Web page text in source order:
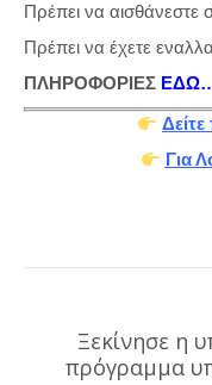
Πρέπει να αισθάνεστε
Πρέπει να έχετε
ΠΛΗΡΟΦΟΡΙΕΣ
Για
Ξεκίνησε η
πρόγραμμα